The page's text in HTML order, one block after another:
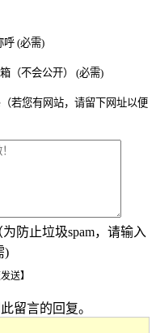
呼 (必需)
（不会公开） (必需)
（若您有网站，请留下网址以便
为防止垃圾spam，请输入
)
送】
留言的回复。